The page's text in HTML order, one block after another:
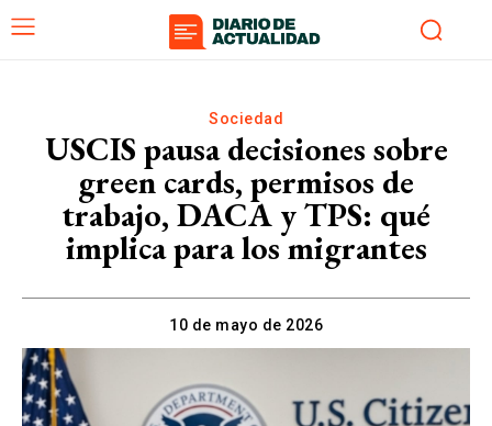
Sociedad
USCIS pausa decisiones sobre
green cards, permisos de
trabajo, DACA y TPS: qué
implica para los migrantes
10 de mayo de 2026